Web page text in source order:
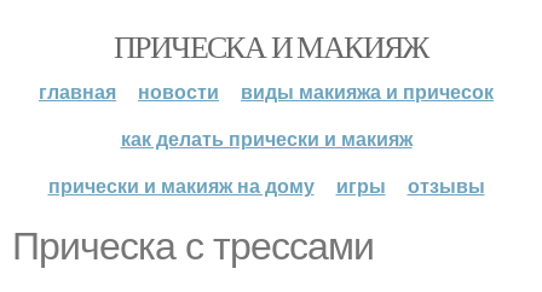
ПРИЧЕСКА И МАКИЯЖ
главная новости
виды макияжа и причесок
как делать прически и макияж
прически и макияж на дому
игры отзывы
Прическа с трессами